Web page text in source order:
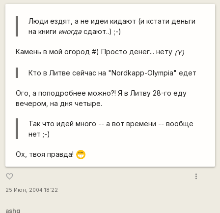
Люди ездят, а не идеи кидают (и кстати деньги
на книги иногдасдают..) ;-)
Камень в мой огород #) Просто денег... нету (Y)
Кто в Литве сейчас на "Nordkapp-Olympia" едет
Ого, а поподробнее можно?! Я в Литву 28-го еду
вечером, на дня четыре.
Так что идей много -- а вот времени -- вообще
нет ;-)
Ох, твоя правда! ;D
favorite_border
25 Июн, 2004 18:22
more_vert
ashg